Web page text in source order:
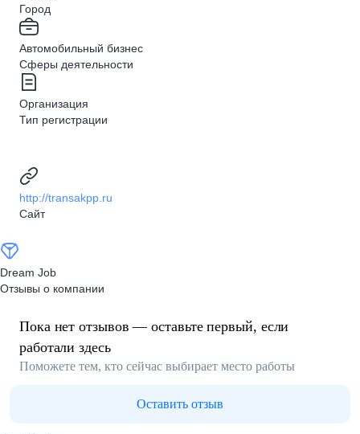
Город
Автомобильный бизнес
Сферы деятельности
Организация
Тип регистрации
http://transakpp.ru
Сайт
Dream Job
Отзывы о компании
Пока нет отзывов — оставьте первый, если
работали здесь
Поможете тем, кто сейчас выбирает место работы
Оставить отзыв